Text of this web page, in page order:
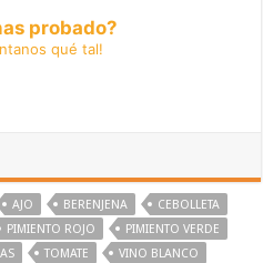
probado?
qué tal!
AJO BERENJENA
CEBOLLETA
PIMIENTO ROJO
PIMIENTO VERDE
TOMATE VINO BLANCO